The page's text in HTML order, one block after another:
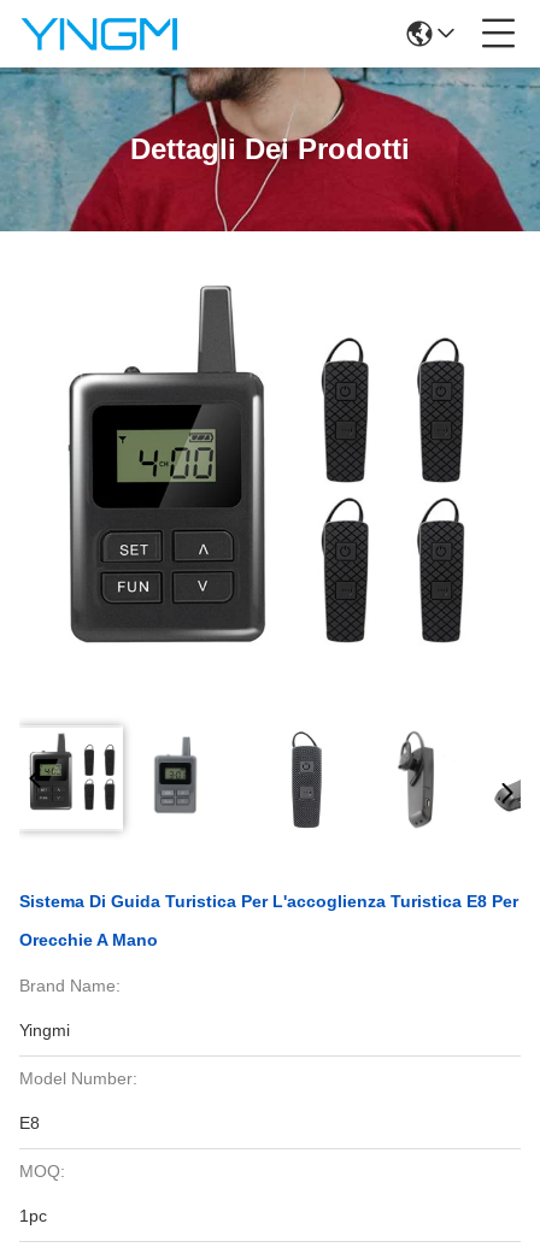
Dettagli Dei Prodotti
Sistema Di Guida Turistica Per L'accoglienza Turistica E8 Per
Orecchie A Mano
Brand Name:
Yingmi
Model Number:
E8
MOQ:
1pc